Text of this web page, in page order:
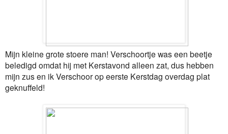
Mijn kleine grote stoere man! Verschoortje was een beetje
beledigd omdat hij met Kerstavond alleen zat, dus hebben
mijn zus en ik Verschoor op eerste Kerstdag overdag plat
geknuffeld!